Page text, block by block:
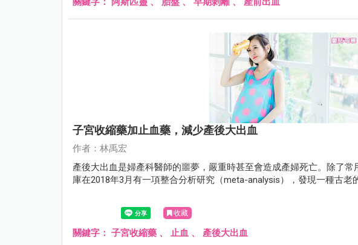
子宮收縮藥加止血藥，減少產後大出血
作者：林禹宏
產後大出血是婦產科醫師的噩夢，嚴重時甚至會造成產婦死亡。除了
庫在2018年3月有一項整合分析研究（meta-analysis），發現一種古老
收藏
關鍵字： 子宮收縮藥 、 止血 、 產後大出血